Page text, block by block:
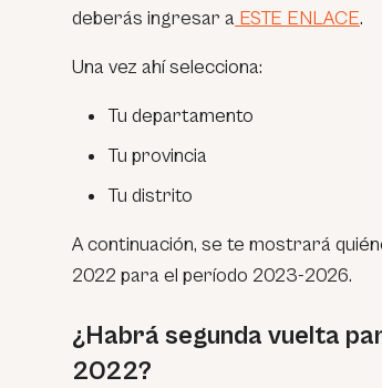
deberás ingresar a ESTE ENLACE.
Una vez ahí selecciona:
Tu departamento
Tu provincia
Tu distrito
A continuación, se te mostrará
2022 para el período 2023-2026.
¿Habrá segunda vuelta
2022?